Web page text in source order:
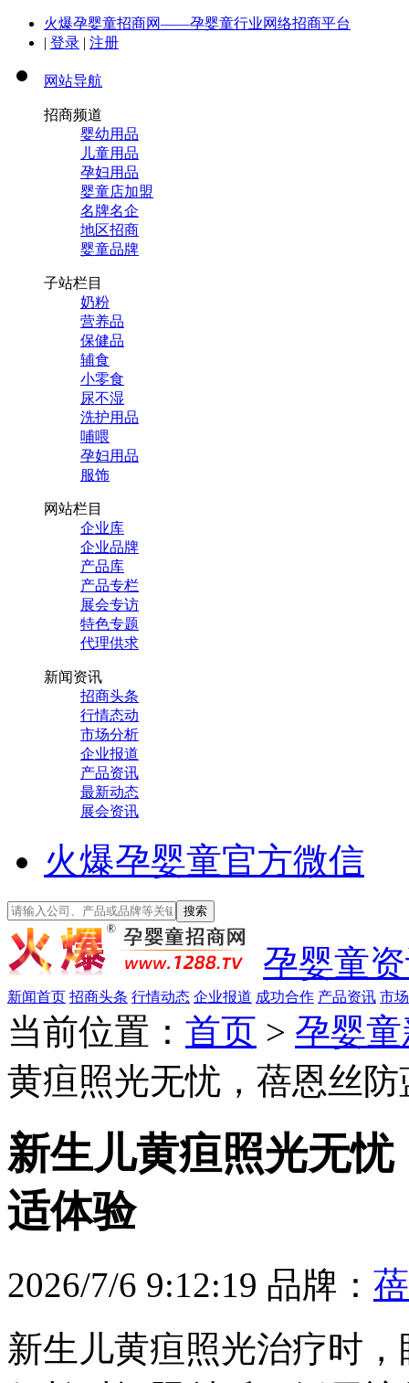
火爆孕婴童招商网——孕婴童行业网络招商平台
| 登录 | 注册
网站导航
招商频道
婴幼用品
儿童用品
孕妇用品
婴童店加盟
名牌名企
地区招商
婴童品牌
子站栏目
奶粉
营养品
保健品
辅食
小零食
尿不湿
洗护用品
哺喂
孕妇用品
服饰
网站栏目
企业库
企业品牌
产品库
产品专栏
展会专访
特色专题
代理供求
新闻资讯
招商头条
行情态动
市场分析
企业报道
产品资讯
最新动态
展会资讯
火爆孕婴童官方微信
孕婴童
新闻首页 招商头条 行情动态 企业报道 成功合作 产品资讯 市
当前位置： 首页 > 孕婴
黄疸照光无忧，蓓恩丝
新生儿黄疸照光无
适体验
2026/7/6 9:12:19 品牌：
新生儿黄疸照光治疗时